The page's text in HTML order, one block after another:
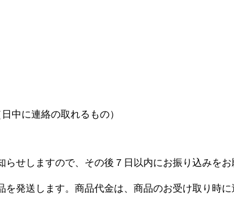
日中に連絡の取れるもの）
らせしますので、その後７日以内にお振り込みを
を発送します。商品代金は、商品のお受け取り時